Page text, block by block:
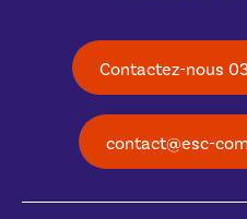
Contactez-nous
contact@esc-